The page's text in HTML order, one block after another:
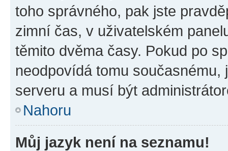
toho správného, pak jste
zimní čas, v uživatelském
těmito dvěma časy. Pokud po
neodpovídá tomu
serveru a musí být
Nahoru
Můj jazyk není na seznamu!